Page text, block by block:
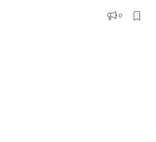
お任せする事もあります。 ※本募集は、株式
0